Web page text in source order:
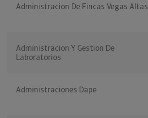
Administracion De Fincas Vegas Altas
Administracion Y Gestion De
Laboratorios
Administraciones Dape